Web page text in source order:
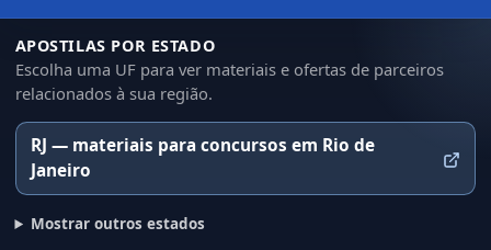
APOSTILAS POR ESTADO
Escolha uma UF para ver materiais e ofertas de parceiros
relacionados à sua região.
RJ — materiais para concursos em Rio de
Janeiro
Mostrar outros estados